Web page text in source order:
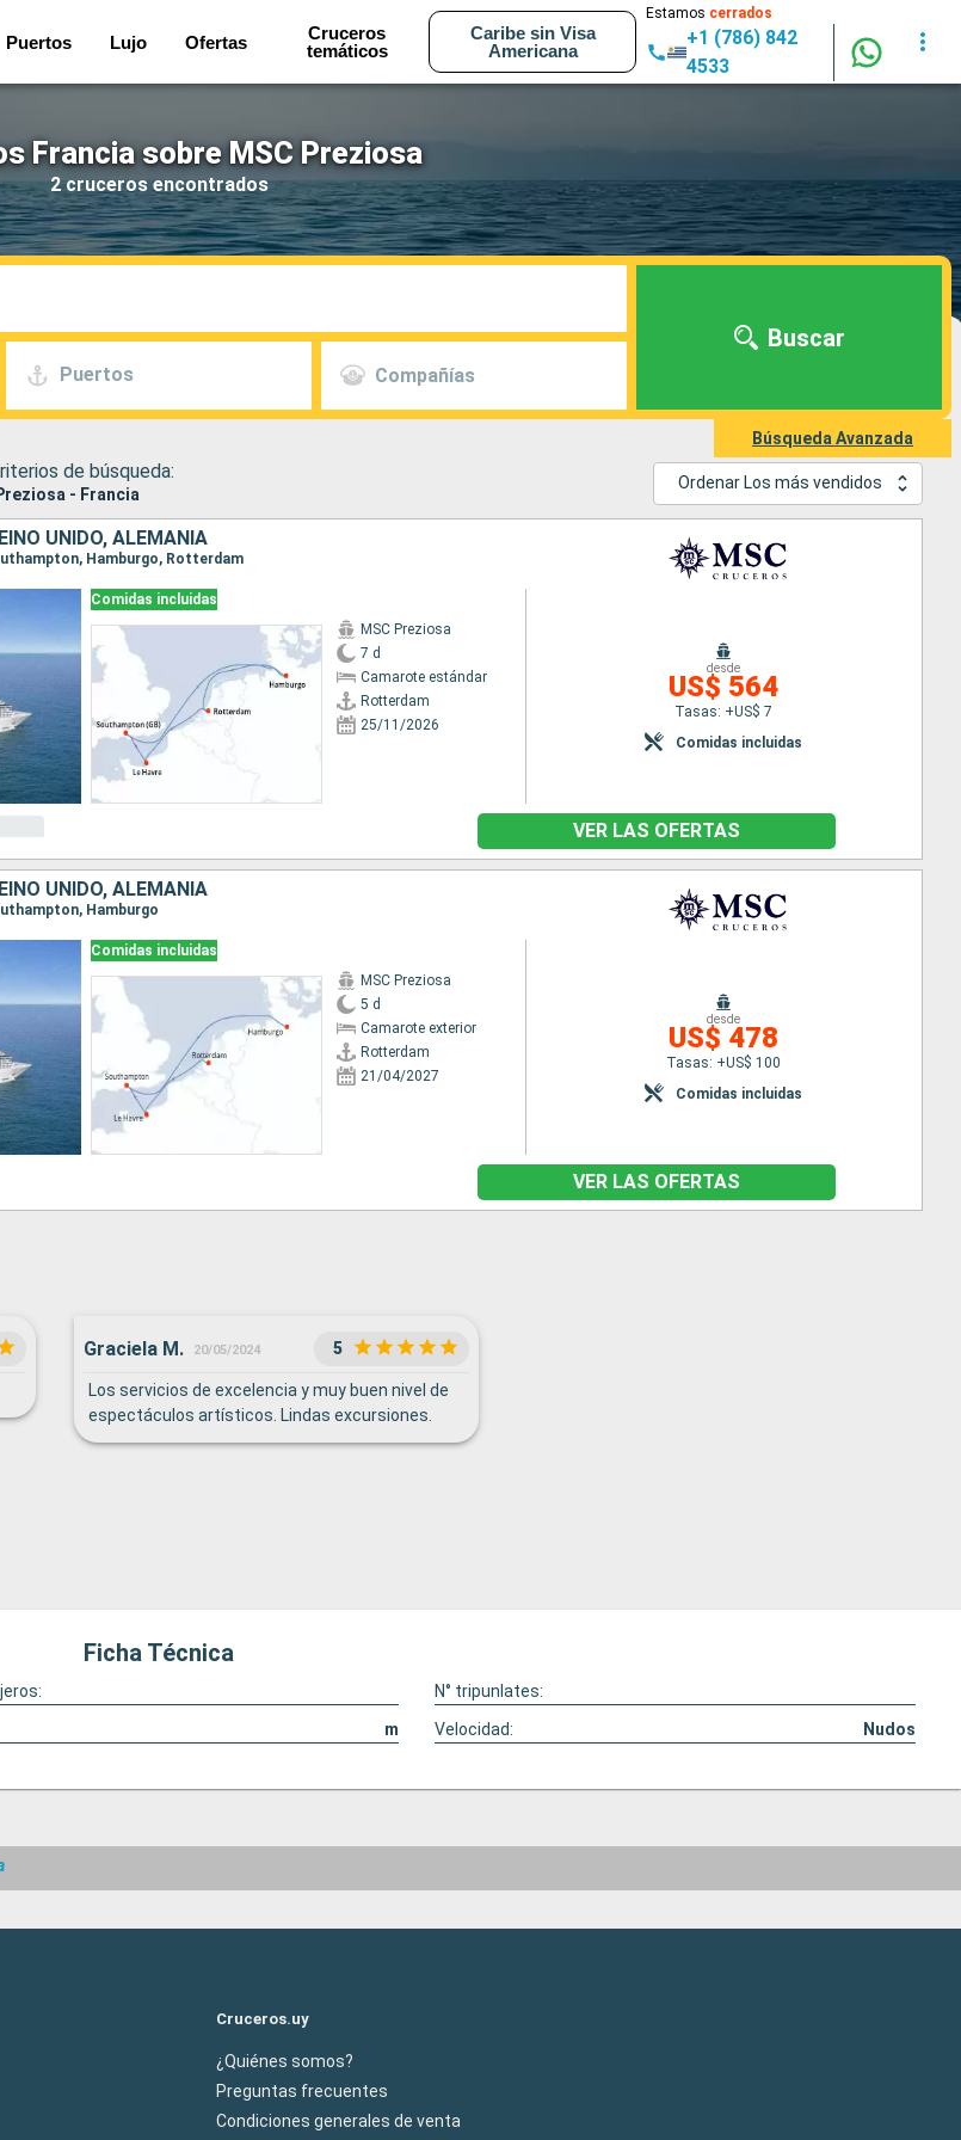
Puertos Lujo Ofertas
Cruceros
temáticos
Caribe sin Visa
Americana
Estamos cerrados
+1 (786) 842
4533
Francia sobre MSC Preziosa
2 cruceros encontrados
Puertos Compañías
Buscar
Búsqueda Avanzada
de búsqueda:
- Francia
Ordenar Los más vendidos
UNIDO, ALEMANIA
Hamburgo, Rotterdam
Comidas incluidas
MSC Preziosa
7 d
Camarote estándar
Rotterdam
25/11/2026
desde
US$ 564
Tasas: +US$ 7
Comidas incluidas
VER LAS OFERTAS
UNIDO, ALEMANIA
Hamburgo
Comidas incluidas
MSC Preziosa
5 d
Camarote exterior
Rotterdam
21/04/2027
desde
US$ 478
Tasas: +US$ 100
Comidas incluidas
VER LAS OFERTAS
Graciela M. 20/05/2024 5
Los servicios de excelencia y muy buen nivel de
espectáculos artísticos. Lindas excursiones.
Ficha Técnica
N° tripunlates:
m Velocidad: Nudos
Cruceros.uy
¿Quiénes somos?
Preguntas frecuentes
Condiciones generales de venta